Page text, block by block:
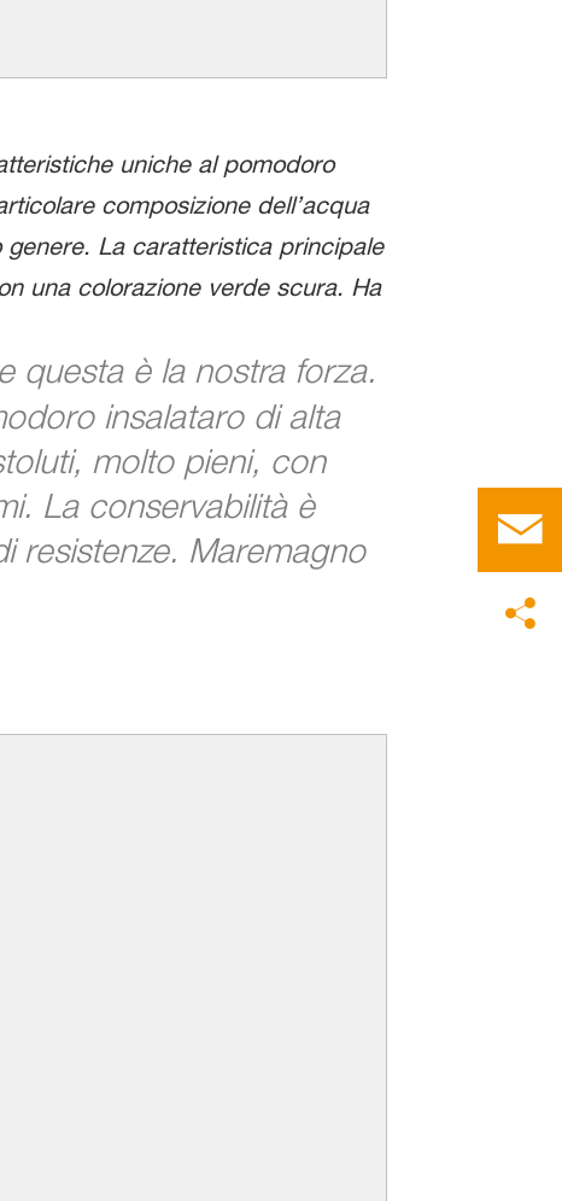
uniche al pomodoro
composizione dell’acqua
La caratteristica principale
una colorazione verde scura. Ha
questa è la nostra forza.
insalataro di alta
molto pieni, con
La conservabilità è
resistenze. Maremagno